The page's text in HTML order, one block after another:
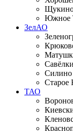
Южное
ЗелАО
Савёлки
Силино
Старое
ТАО